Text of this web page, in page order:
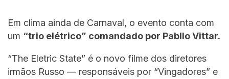
Em clima ainda de Carnaval, o evento conta com
um “trio elétrico” comandado por Pabllo Vittar.
“The Eletric State” é o novo filme dos diretores
irmãos Russo — responsáveis por “Vingadores” e